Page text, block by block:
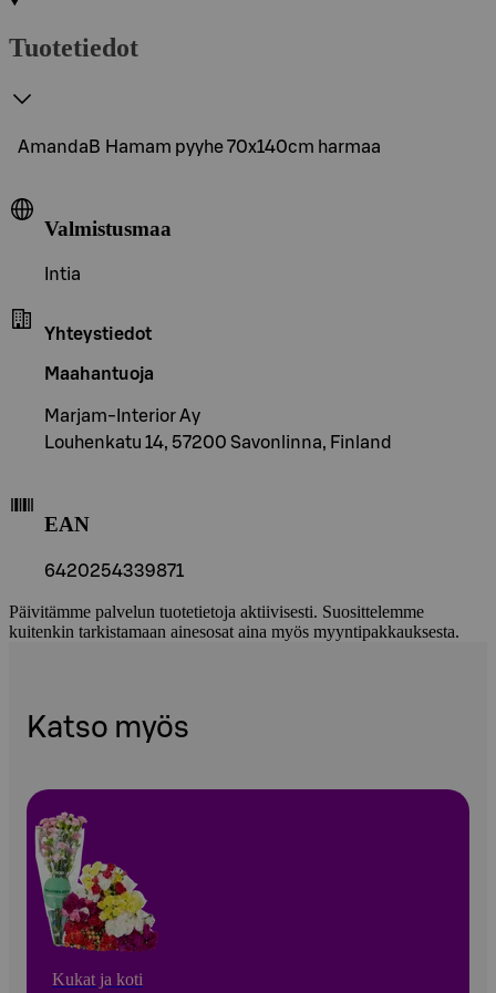
Tuotetiedot
AmandaB Hamam pyyhe 70x140cm harmaa
Valmistusmaa
Intia
Yhteystiedot
Maahantuoja
Marjam-Interior Ay
Louhenkatu 14, 57200 Savonlinna, Finland
EAN
6420254339871
Päivitämme palvelun tuotetietoja aktiivisesti. Suosittelemme
kuitenkin tarkistamaan ainesosat aina myös myyntipakkauksesta.
Katso myös
Kukat ja koti